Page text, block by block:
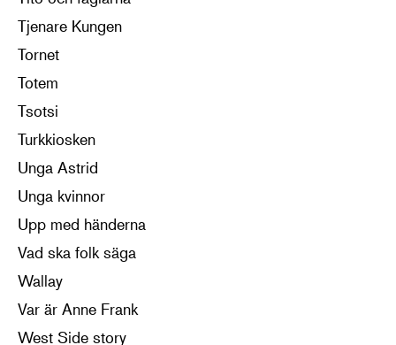
Tjenare Kungen
Tornet
Totem
Tsotsi
Turkkiosken
Unga Astrid
Unga kvinnor
Upp med händerna
Vad ska folk säga
Wallay
Var är Anne Frank
West Side story